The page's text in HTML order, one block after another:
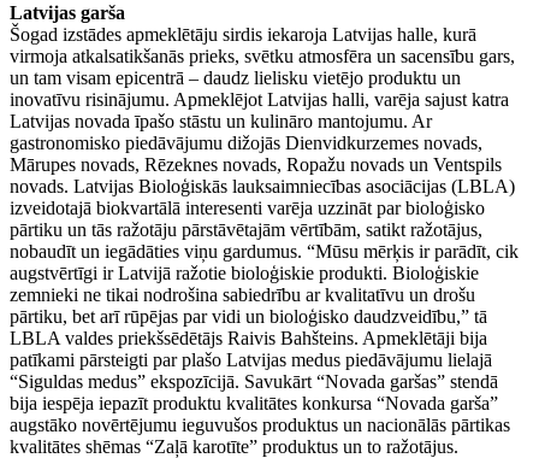
Latvijas garša
Šogad izstādes apmeklētāju sirdis iekaroja Latvijas halle, kurā
virmoja atkalsatikšanās prieks, svētku atmosfēra un sacensību gars,
un tam visam epicentrā – daudz lielisku vietējo produktu un
inovatīvu risinājumu. Apmeklējot Latvijas halli, varēja sajust katra
Latvijas novada īpašo stāstu un kulināro mantojumu. Ar
gastronomisko piedāvājumu dižojās Dienvidkurzemes novads,
Mārupes novads, Rēzeknes novads, Ropažu novads un Ventspils
novads. Latvijas Bioloģiskās lauksaimniecības asociācijas (LBLA)
izveidotajā biokvartālā interesenti varēja uzzināt par bioloģisko
pārtiku un tās ražotāju pārstāvētajām vērtībām, satikt ražotājus,
nobaudīt un iegādāties viņu gardumus. “Mūsu mērķis ir parādīt, cik
augstvērtīgi ir Latvijā ražotie bioloģiskie produkti. Bioloģiskie
zemnieki ne tikai nodrošina sabiedrību ar kvalitatīvu un drošu
pārtiku, bet arī rūpējas par vidi un bioloģisko daudzveidību,” tā
LBLA valdes priekšsēdētājs Raivis Bahšteins. Apmeklētāji bija
patīkami pārsteigti par plašo Latvijas medus piedāvājumu lielajā
“Siguldas medus” ekspozīcijā. Savukārt “Novada garšas” stendā
bija iespēja iepazīt produktu kvalitātes konkursa “Novada garša”
augstāko novērtējumu ieguvušos produktus un nacionālās pārtikas
kvalitātes shēmas “Zaļā karotīte” produktus un to ražotājus.